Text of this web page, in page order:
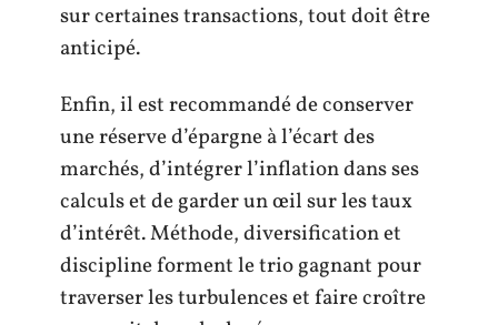
sur certaines transactions, tout doit être
anticipé.
Enfin, il est recommandé de conserver
une réserve d’épargne à l’écart des
marchés, d’intégrer l’inflation dans ses
calculs et de garder un œil sur les taux
d’intérêt. Méthode, diversification et
discipline forment le trio gagnant pour
traverser les turbulences et faire croître